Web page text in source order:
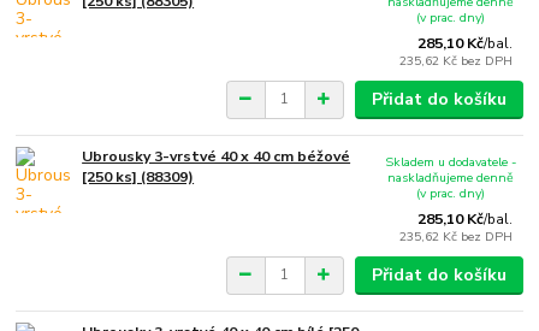
285,10 Kč/bal.
235,62 Kč bez DPH
(v prac. dny)
Přidat do košíku
Ubrousky 3-vrstvé 40 x 40 cm béžové
[250 ks] (88309)
285,10 Kč/bal.
235,62 Kč bez DPH
Skladem u dodavatele -
naskladňujeme denně
(v prac. dny)
Přidat do košíku